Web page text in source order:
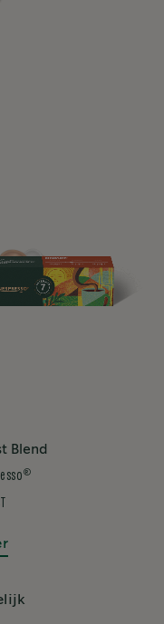
Blend
®